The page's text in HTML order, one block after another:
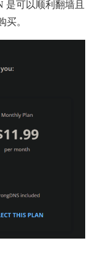
是可以顺利翻墙且
。